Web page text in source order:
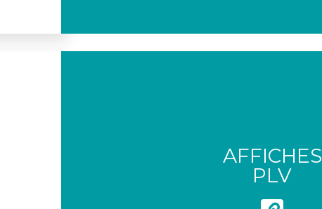
AFFICHES
PLV